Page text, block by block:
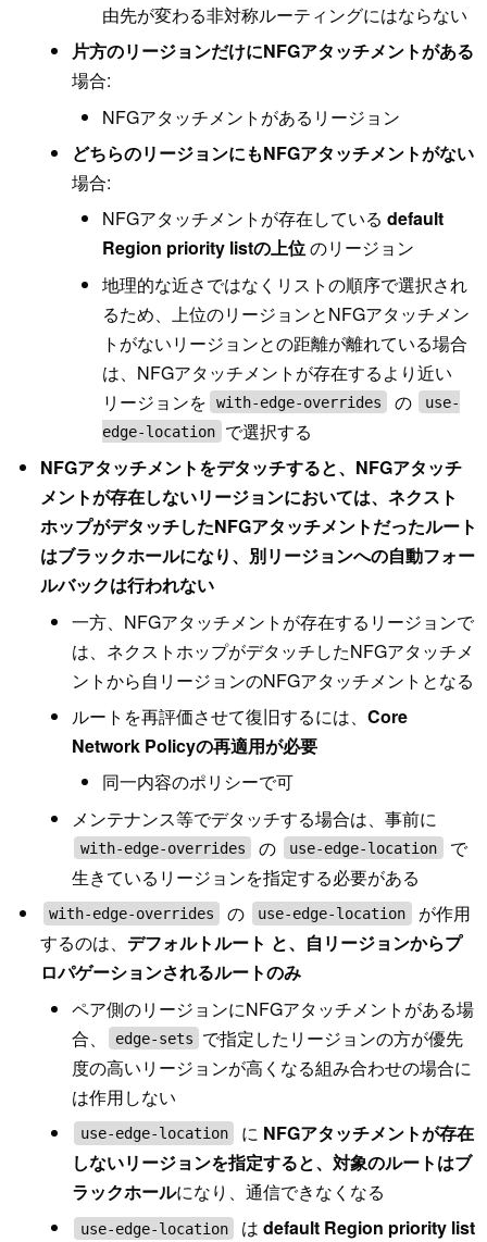
由先が変わる非対称ルーティングにはならない
片方のリージョンだけにNFGアタッチメントがある
場合:
NFGアタッチメントがあるリージョン
どちらのリージョンにもNFGアタッチメントがない
場合:
NFGアタッチメントが存在しているdefault
Region priority listの上位のリージョン
地理的な近さではなくリストの順序で選択され
るため、上位のリージョンとNFGアタッチメン
トがないリージョンとの距離が離れている場合
は、NFGアタッチメントが存在するより近い
リージョンを
with-edge-overrides の
use-
edge-location
で選択する
NFGアタッチメントをデタッチすると、NFGアタッチ
メントが存在しないリージョンにおいては、ネクスト
ホップがデタッチしたNFGアタッチメントだったルート
はブラックホールになり、別リージョンへの自動フォー
ルバックは行われない
一方、NFGアタッチメントが存在するリージョンで
は、ネクストホップがデタッチしたNFGアタッチメ
ントから自リージョンのNFGアタッチメントとなる
ルートを再評価させて復旧するには、 Core
Network Policyの再適用が必要
同一内容のポリシーで可
メンテナンス等でデタッチする場合は、事前に
with-edge-overrides の use-edge-location
で
生きているリージョンを指定する必要がある
with-edge-overrides の use-edge-location
が作用
するのは、 デフォルトルート と、自リージョンからプ
ロパゲーションされるルートのみ
ペア側のリージョンにNFGアタッチメントがある場
合、
edge-sets
で指定したリージョンの方が優先
度の高いリージョンが高くなる組み合わせの場合に
は作用しない
use-edge-location に NFGアタッチメントが存在
しないリージョンを指定すると、対象のルートはブ
ラックホールになり、通信できなくなる
use-edge-location は default Region priority list